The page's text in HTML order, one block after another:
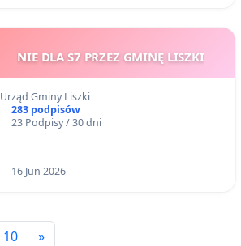
NIE DLA S7 PRZEZ GMINĘ LISZKI
Urząd Gminy Liszki
283 podpisów
23 Podpisy / 30 dni
16 Jun 2026
10 »